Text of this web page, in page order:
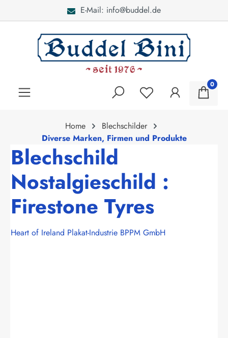
E-Mail: info@buddel.de
0
Home
Blechschilder
Diverse Marken, Firmen und Produkte
Blechschild
Nostalgieschild :
Firestone Tyres
Heart of Ireland Plakat-Industrie BPPM GmbH